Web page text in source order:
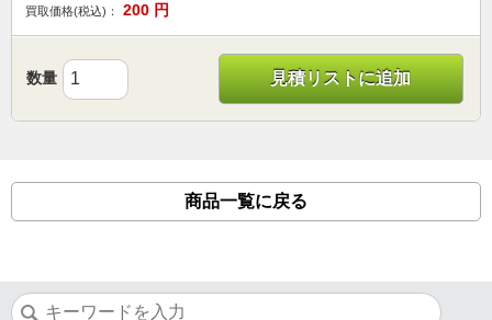
買取価格(税込)： 200 円
数量 見積リストに追加
商品一覧に戻る